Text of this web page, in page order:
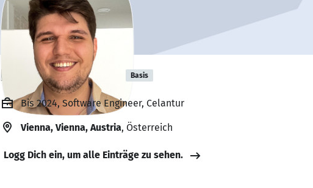
Barlas Yardimci Basis
Bis 2024, Software Engineer, Celantur
Vienna, Vienna, Austria, Österreich
Logg Dich ein, um alle Einträge zu sehen.